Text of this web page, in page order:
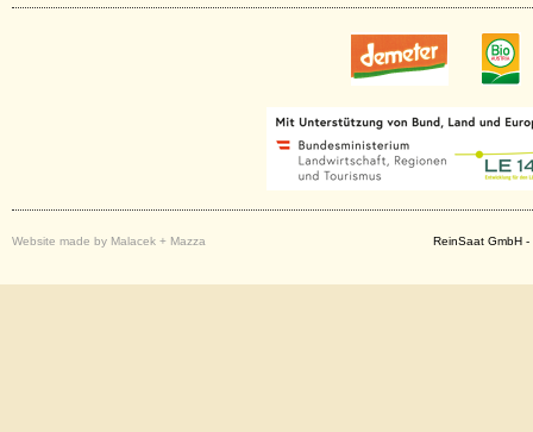
Website made by Malacek + Mazza ReinSaat GmbH